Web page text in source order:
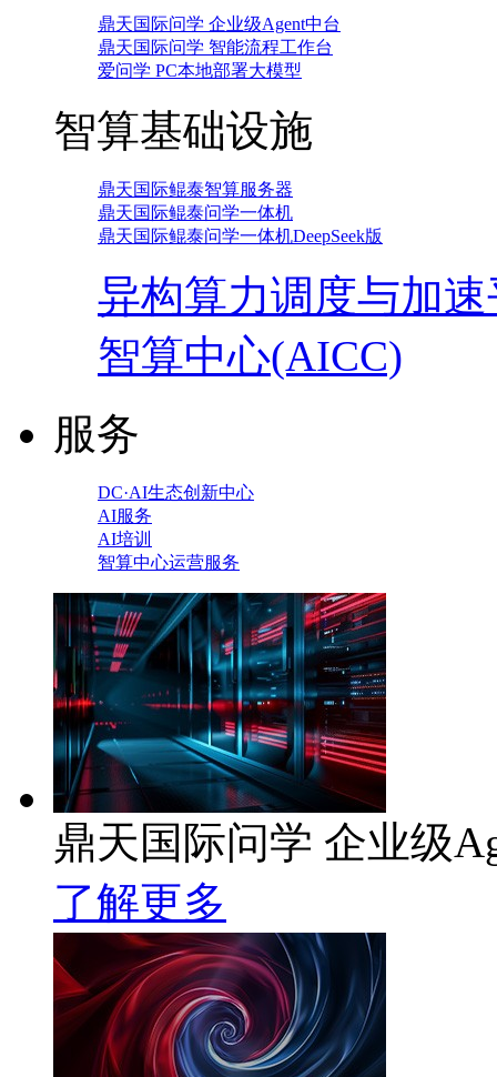
鼎天国际问学 企业级Agent中台
鼎天国际问学 智能流程工作台
爱问学 PC本地部署大模型
智算基础设施
鼎天国际鲲泰智算服务器
鼎天国际鲲泰问学一体机
鼎天国际鲲泰问学一体机DeepSeek版
异构算力调度与加
智算中心(AICC)
服务
DC·AI生态创新中心
AI服务
AI培训
智算中心运营服务
鼎天国际问学 企业级
了解更多